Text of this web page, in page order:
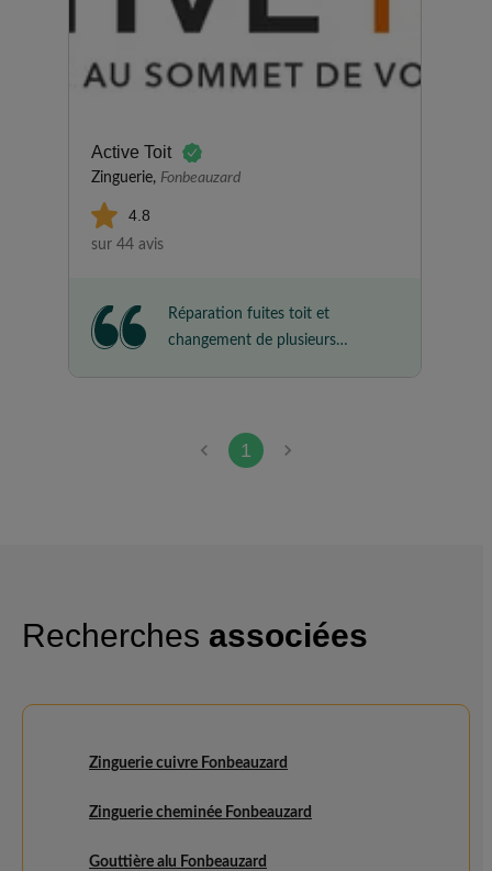
Active Toit
Zinguerie, Fonbeauzard
4.8
sur 44 avis
Réparation fuites toit et
changement de plusieurs
conseil. RAS , nous sommes
1
Recherches associées
Zinguerie cuivre Fonbeauzard
Zinguerie cheminée Fonbeauzard
Gouttière alu Fonbeauzard